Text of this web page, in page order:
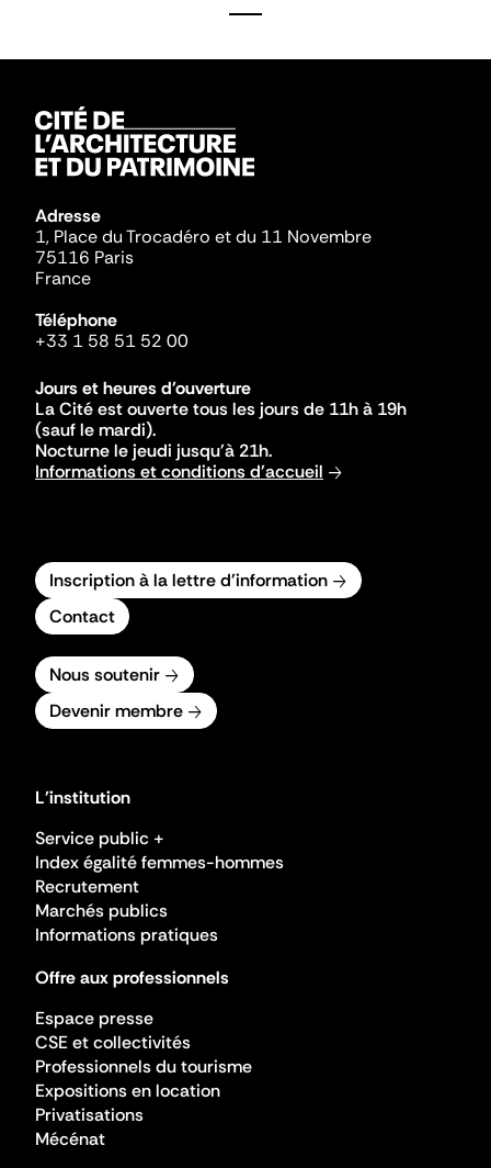
Adresse
1, Place du Trocadéro et du 11 Novembre
75116 Paris
France
Téléphone
+33 1 58 51 52 00
Jours et heures d'ouverture
La Cité est ouverte tous les jours de 11h à 19h
(sauf le mardi).
Nocturne le jeudi jusqu'à 21h.
Informations et conditions d'accueil
Inscription à la lettre d'information
Contact
Nous soutenir
Devenir membre
L'institution
Service public +
Index égalité femmes-hommes
Recrutement
Marchés publics
Informations pratiques
Offre aux professionnels
Espace presse
CSE et collectivités
Professionnels du tourisme
Expositions en location
Privatisations
Mécénat